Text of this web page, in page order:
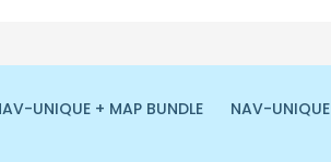
UNIQUE + MAP BUNDLE NAV-UNIQUE